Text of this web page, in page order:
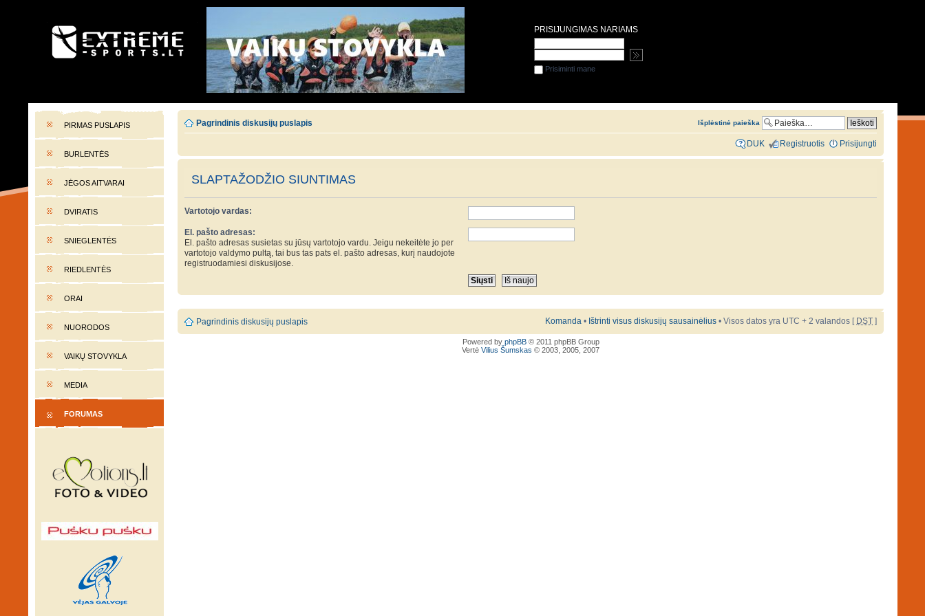
EXTREME-SPORTS.LT
PIRMAS PUSLAPIS
BURLENTĖS
JĖGOS AITVARAI
DVIRATIS
SNIEGLENTĖS
RIEDLENTĖS
ORAI
NUORODOS
VAIKŲ STOVYKLA
MEDIA
FORUMAS
Pagrindinis diskusijų puslapis Išplėstinė paieška
DUK Registruotis Prisijungti
SLAPTAŽODŽIO SIUNTIMAS
Vartotojo vardas:
El. pašto adresas:
El. pašto adresas susietas su jūsų vartotojo vardu. Jeigu nekeitėte jo per
vartotojo valdymo pultą, tai bus tas pats el. pašto adresas, kurį naudojote
registruodamiesi diskusijose.
Pagrindinis diskusijų puslapis Komanda • Ištrinti visus diskusijų sausainėlius • Visos datos yra UTC + 2 valandos [ DST ]
Powered by phpBB© 2011 phpBB Group
Vertė Vilius Šumskas © 2003, 2005, 2007
PRISIJUNGIMAS NARIAMS
Prisiminti mane